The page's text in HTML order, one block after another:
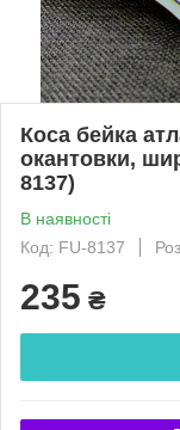
Коса бейка
окантовки,
8137)
В наявності
Код: FU-8137
235 ₴